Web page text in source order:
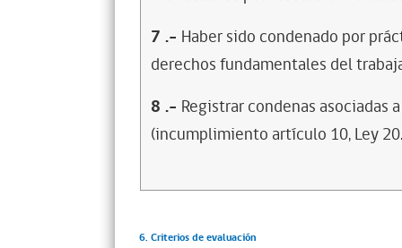
7 .- Haber sido condenado por
derechos fundamentales del
8 .- Registrar condenas asociadas
(incumplimiento artículo 10, Ley
6. Criterios de evaluación